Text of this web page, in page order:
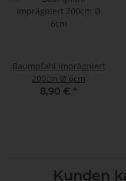
Baumpfahl imprägniert
200cm Ø 6cm
8,90 € *
Kunden